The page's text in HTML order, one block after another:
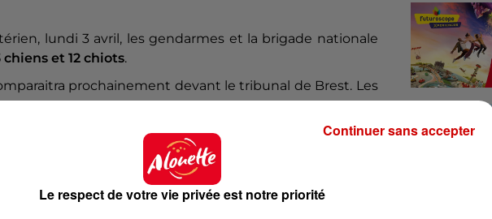
lundi 3 avril, les gendarmes et la brigade nationale
chiens et 12 chiots.
prochainement devant le tribunal de Brest. Les
Le respect de votre vie privée est notre priorité
Continuer sans accepter